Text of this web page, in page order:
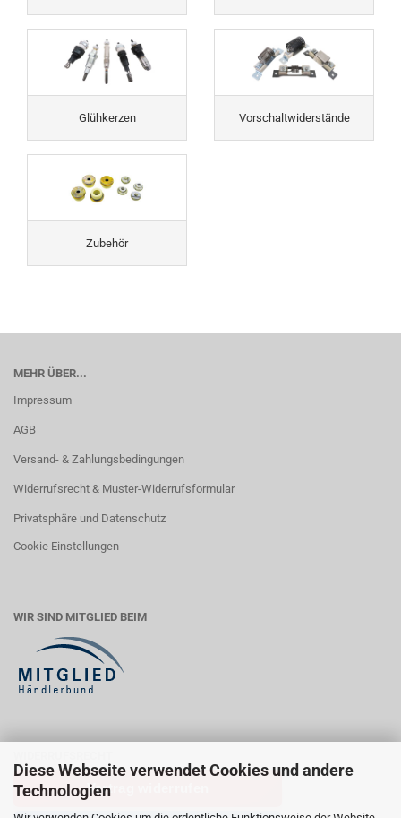
Diese Webseite verwendet Cookies und andere
Technologien
Glühkerzen Vorschaltwiderstände
Zubehör
MEHR ÜBER...
Impressum
AGB
Versand- & Zahlungsbedingungen
Widerrufsrecht & Muster-Widerrufsformular
Privatsphäre und Datenschutz
Cookie Einstellungen
WIR SIND MITGLIED BEIM
Vertrag widerrufen